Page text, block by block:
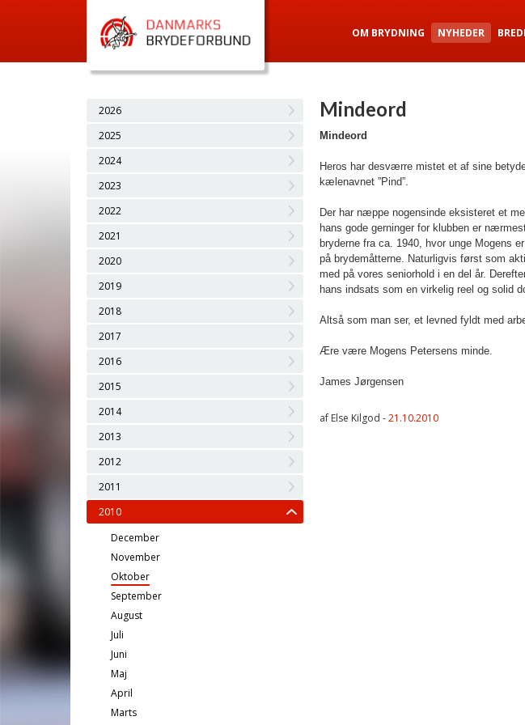
OM BRYDNING NYHEDER
2026
2025
2024
2023
2022
2021
2020
2019
2018
2017
2016
2015
2014
2013
2012
2011
2010
December
November
Oktober
September
August
Juli
Juni
Maj
April
Marts
Mindeord
Mindeord
Heros har desværre mistet et af sine
kælenavnet ”Pind”.
Der har næppe nogensinde eksisteret et
hans gode gerninger for klubben er
bryderne fra ca. 1940, hvor unge Mogens
på brydemåtterne. Naturligvis først som
med på vores seniorhold i en del år.
hans indsats som en virkelig reel og solid
Altså som man ser, et levned fyldt med
Ære være Mogens Petersens minde.
James Jørgensen
af Else Kilgod -21.10.2010